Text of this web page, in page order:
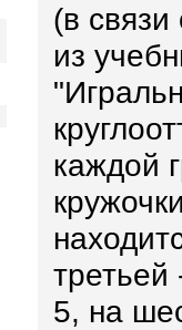
(в
из
каждой
третьей
5, на